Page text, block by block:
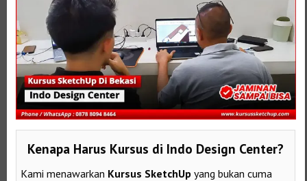
Kenapa Harus Kursus di Indo Design Center?
Kami menawarkan Kursus SketchUp yang bukan cuma